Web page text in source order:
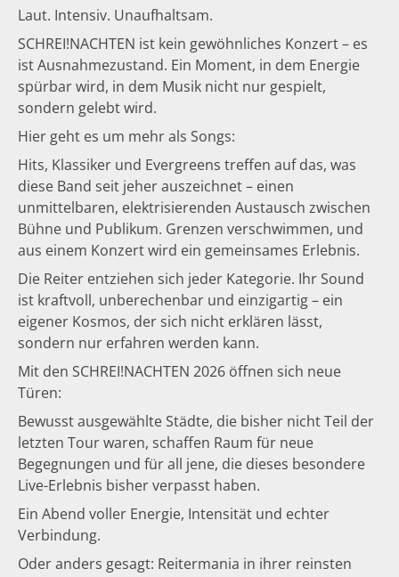
Laut. Intensiv. Unaufhaltsam.
SCHREI!NACHTEN ist kein gewöhnliches Konzert – es
ist Ausnahmezustand. Ein Moment, in dem Energie
spürbar wird, in dem Musik nicht nur gespielt,
sondern gelebt wird.
Hier geht es um mehr als Songs:
Hits, Klassiker und Evergreens treffen auf das, was
diese Band seit jeher auszeichnet – einen
unmittelbaren, elektrisierenden Austausch zwischen
Bühne und Publikum. Grenzen verschwimmen, und
aus einem Konzert wird ein gemeinsames Erlebnis.
Die Reiter entziehen sich jeder Kategorie. Ihr Sound
ist kraftvoll, unberechenbar und einzigartig – ein
eigener Kosmos, der sich nicht erklären lässt,
sondern nur erfahren werden kann.
Mit den SCHREI!NACHTEN 2026 öffnen sich neue
Türen:
Bewusst ausgewählte Städte, die bisher nicht Teil der
letzten Tour waren, schaffen Raum für neue
Begegnungen und für all jene, die dieses besondere
Live-Erlebnis bisher verpasst haben.
Ein Abend voller Energie, Intensität und echter
Verbindung.
Oder anders gesagt: Reitermania in ihrer reinsten